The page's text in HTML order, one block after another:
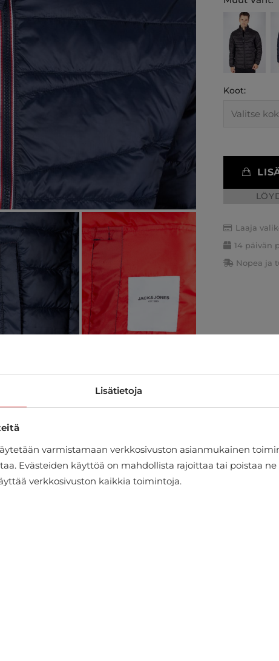
Koot:
Laaja
14 päivän
Nopea ja
Lisätietoja
varmistamaan verkkosivuston asianmukainen
Evästeiden käyttöä on mahdollista rajoittaa tai poistaa
verkkosivuston kaikkia toimintoja.